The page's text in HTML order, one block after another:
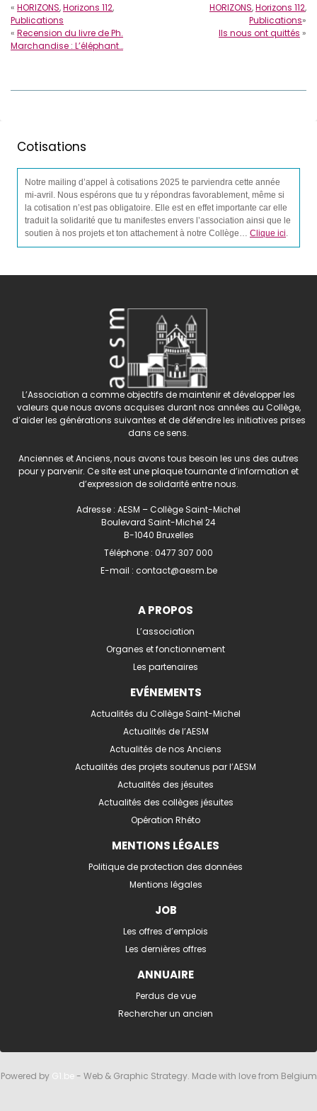
« HORIZONS,Horizons 112,
Publications
« Recension du livre de Ph.
Marchandise : L’éléphant…
HORIZONS,Horizons 112,
Publications»
Ils nous ont quittés »
Cotisations
Notre mailing d’appel à cotisations 2025 te parviendra cette année
mi-avril. Nous espérons que tu y répondras favorablement, même si
la cotisation n’est pas obligatoire. Elle est en effet importante car elle
traduit la solidarité que tu manifestes envers l’association ainsi que le
soutien à nos projets et ton attachement à notre Collège… Clique ici.
L’Association a comme objectifs de maintenir et développer les
valeurs que nous avons acquises durant nos années au Collège,
d’aider les générations suivantes et de défendre les initiatives prises
dans ce sens.
Anciennes et Anciens, nous avons tous besoin les uns des autres
pour y parvenir. Ce site est une plaque tournante d’information et
d’expression de solidarité entre nous.
Adresse : AESM – Collège Saint-Michel
Boulevard Saint-Michel 24
B-1040 Bruxelles
Téléphone : 0477 307 000
E-mail : contact@aesm.be
A PROPOS
L’association
Organes et fonctionnement
Les partenaires
EVÉNEMENTS
Actualités du Collège Saint-Michel
Actualités de l’AESM
Actualités de nos Anciens
Actualités des projets soutenus par l’AESM
Actualités des jésuites
Actualités des collèges jésuites
Opération Rhéto
MENTIONS LÉGALES
Politique de protection des données
Mentions légales
JOB
Les offres d’emplois
Les dernières offres
ANNUAIRE
Perdus de vue
Rechercher un ancien
Powered by G1.be- Web & Graphic Strategy. Made with love from Belgium